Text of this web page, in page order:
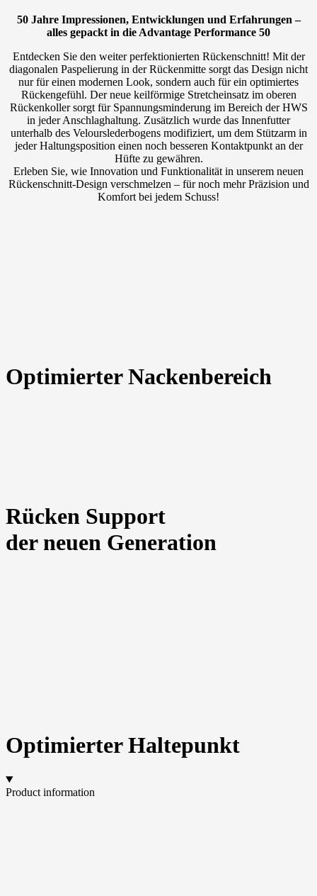
Performance50
50 Jahre Impressionen, Entwicklungen und Erfahrungen –
alles gepackt in die Advantage Performance 50
Entdecken Sie den weiter perfektionierten Rückenschnitt! Mit der
diagonalen Paspelierung in der Rückenmitte sorgt das Design nicht
nur für einen modernen Look, sondern auch für ein optimiertes
Rückengefühl. Der neue keilförmige Stretcheinsatz im oberen
Rückenkoller sorgt für Spannungsminderung im Bereich der HWS
in jeder Anschlaghaltung. Zusätzlich wurde das Innenfutter
unterhalb des Velourslederbogens modifiziert, um dem Stützarm in
jeder Haltungsposition einen noch besseren Kontaktpunkt an der
Hüfte zu gewähren.
Erleben Sie, wie Innovation und Funktionalität in unserem neuen
Rückenschnitt-Design verschmelzen – für noch mehr Präzision und
Komfort bei jedem Schuss!
Optimierter Nackenbereich
Rücken Support
der neuen Generation
Optimierter Haltepunkt
Product information